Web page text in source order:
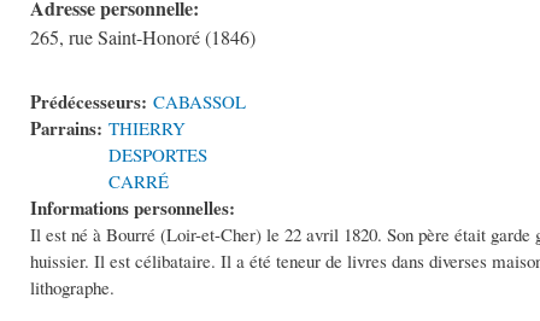
Adresse personnelle:
265, rue Saint-Honoré (1846)
Prédécesseurs: CABASSOL
Parrains: THIERRY
DESPORTES
CARRÉ
Informations personnelles:
Il est né à Bourré (Loir-et-Cher) le 22 avril 1820. Son père était
huissier. Il est célibataire. Il a été teneur de livres dans diverses
lithographe.